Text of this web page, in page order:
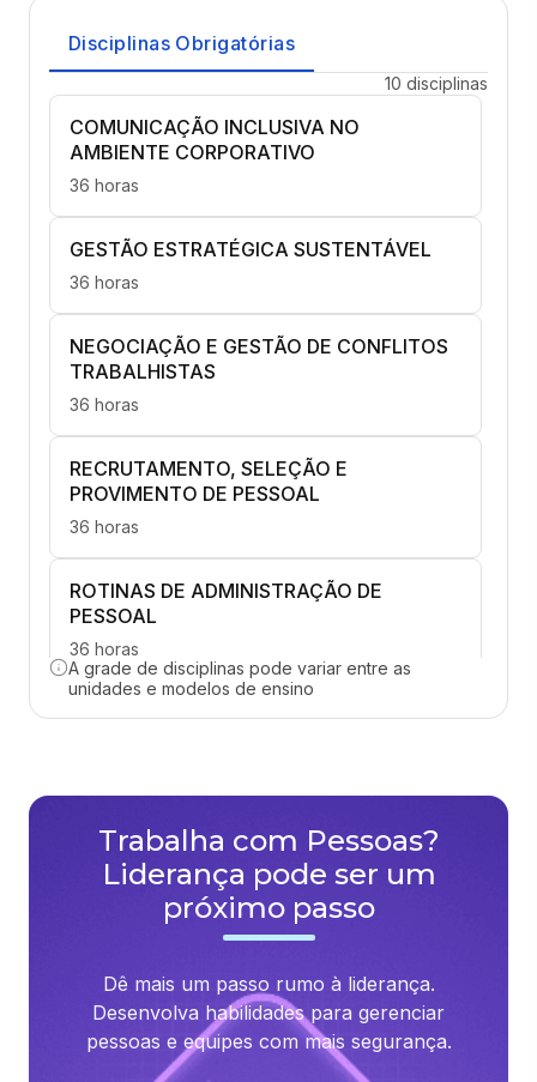
Disciplinas Obrigatórias
10 disciplinas
COMUNICAÇÃO INCLUSIVA NO
AMBIENTE CORPORATIVO
36 horas
GESTÃO ESTRATÉGICA SUSTENTÁVEL
36 horas
NEGOCIAÇÃO E GESTÃO DE CONFLITOS
TRABALHISTAS
36 horas
RECRUTAMENTO, SELEÇÃO E
PROVIMENTO DE PESSOAL
36 horas
ROTINAS DE ADMINISTRAÇÃO DE
PESSOAL
36 horas
CONTRATO DE TRABALHO
36 horas
RELAÇÕES TRABALHISTAS
SAÚDE, SEGURANÇA E QUALIDADE DE
VIDA NO TRABALHO
A grade de disciplinas pode variar entre as
unidades e modelos de ensino
Trabalha com Pessoas?
Liderança pode ser um
próximo passo
Dê mais um passo rumo à liderança.
Desenvolva habilidades para gerenciar
pessoas e equipes com mais segurança.